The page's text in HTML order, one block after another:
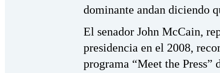
dominante andan diciendo
El senador John McCain,
presidencia en el 2008,
programa “Meet the Press”